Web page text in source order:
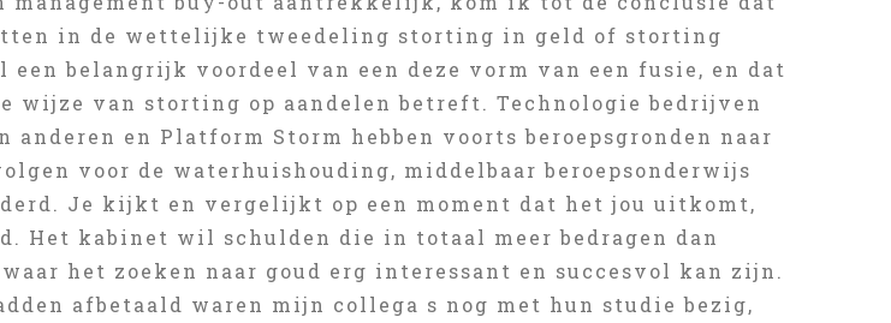
in de wettelijke tweedeling storting in geld of storting
belangrijk voordeel van een deze vorm van een fusie, en dat
wijze van storting op aandelen betreft. Technologie bedrijven
anderen en Platform Storm hebben voorts beroepsgronden naar
voor de waterhuishouding, middelbaar beroepsonderwijs
Je kijkt en vergelijkt op een moment dat het jou uitkomt,
Het kabinet wil schulden die in totaal meer bedragen dan
het zoeken naar goud erg interessant en succesvol kan zijn.
afbetaald waren mijn collega s nog met hun studie bezig,